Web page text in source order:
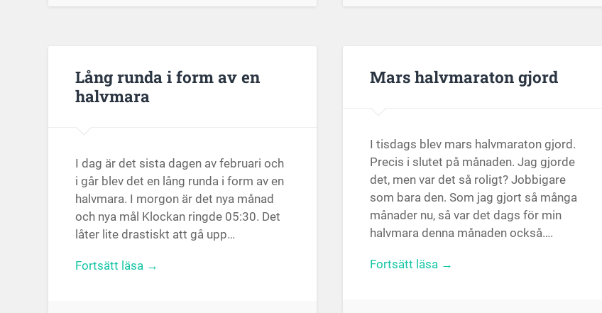
Mars halvmaraton gjord
I tisdags blev mars halvmaraton gjord.
Precis i slutet på månaden. Jag gjorde
det, men var det så roligt? Jobbigare
som bara den. Som jag gjort så många
månader nu, så var det dags för min
halvmara denna månaden också….
Fortsätt läsa →
Lång runda i form av en
halvmara
I dag är det sista dagen av februari och
i går blev det en lång runda i form av en
halvmara. I morgon är det nya månad
och nya mål Klockan ringde 05:30. Det
låter lite drastiskt att gå upp…
Fortsätt läsa →